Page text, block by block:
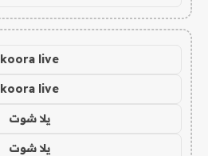
koora live
koora live
يلا شوت
يلا شوت